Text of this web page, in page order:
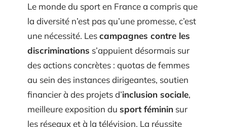
Le monde du sport en France a compris que
la diversité n’est pas qu’une promesse, c’est
une nécessité. Lescampagnes contre les
discriminations s’appuient désormais sur
des actions concrètes : quotas de femmes
au sein des instances dirigeantes, soutien
financier à des projets d’inclusion sociale,
meilleure exposition du sport féminin sur
les réseaux et à la télévision. La réussite